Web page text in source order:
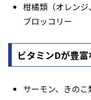
柑橘類（オレンジ
ブロッコリー
ビタミンDが豊
サーモン、きのこ